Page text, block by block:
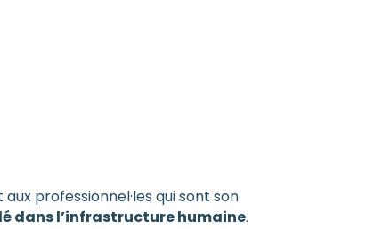
professionnel·les qui sont son
dans l’infrastructure humaine.